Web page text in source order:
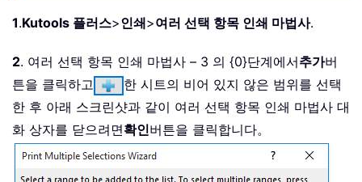
1.Kutools 플러스>인쇄>여러 선택 항목 인쇄 마법사.
2. 여러 선택 항목 인쇄 마법사 – 3 의 {0}단계에서추가버
튼을 클릭하고
한 시트의 비어 있지 않은 범위를 선택
한 후 아래 스크린샷과 같이 여러 선택 항목 인쇄 마법사 대
화 상자를 닫으려면확인버튼을 클릭합니다。